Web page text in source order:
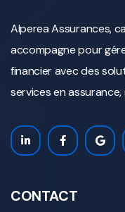
Alperea Assurances,
accompagne pour
financier avec des
services en
CONTACT